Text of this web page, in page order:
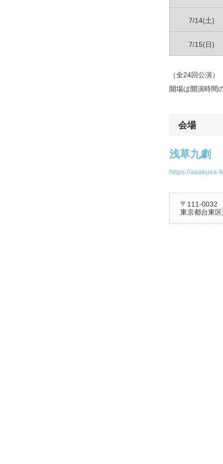
7/14(土)
7/15(日)
（全24回公演）
開場は開演時間
会場
浅草九劇
https://asakusa-
〒111-0032
東京都台東